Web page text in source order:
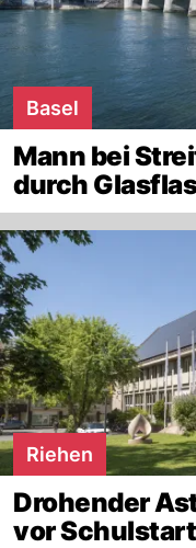
Basel
Mann bei
durch
Riehen
Drohender
vor